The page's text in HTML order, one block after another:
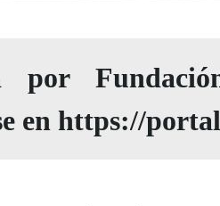
por
en https://